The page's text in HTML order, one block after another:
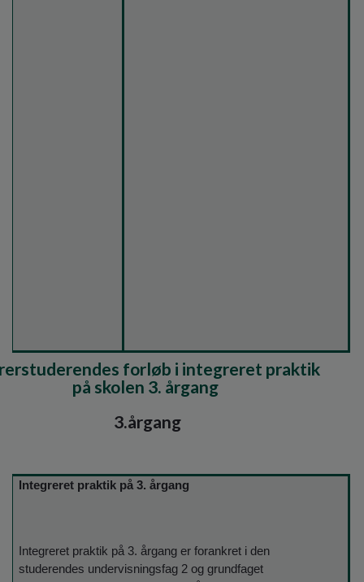
forløb i integreret praktik
på skolen 3. årgang
3.årgang
Integreret praktik på 3. årgang
Integreret praktik på 3. årgang er forankret i den
studerendes undervisningsfag 2 og grundfaget